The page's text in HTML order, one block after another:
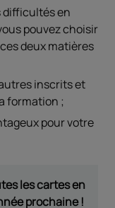
difficultés en
pouvez choisir
deux matières
inscrits et
formation ;
pour votre
les cartes en
prochaine !